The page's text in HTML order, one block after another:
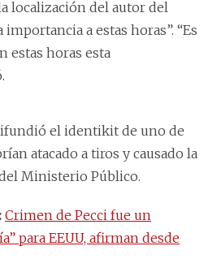
localización del autor del
a estas horas”. “Es
estas horas esta
el identikit de uno de
atacado a tiros y causado la
Ministerio Público.
Crimen de Pecci fue un
para EEUU, afirman desde